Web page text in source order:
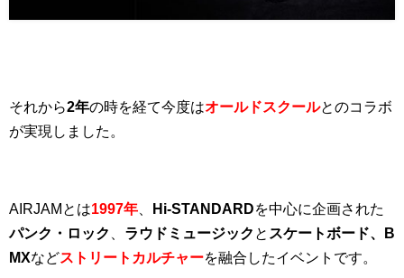
それから2年の時を経て今度はオールドスクールとのコラボ
が実現しました。
AIRJAMとは1997年 Hi-STANDARDを中心に企画された
パンク・ロック
ラウドミュージック と スケートボード、B
MXなどストリートカルチャーを融合したイベントです。